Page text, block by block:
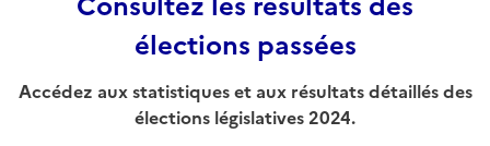
élections passées
Accédez aux statistiques et aux résultats détaillés des
élections législatives 2024.